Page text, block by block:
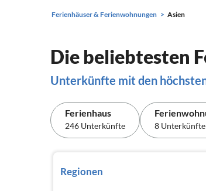
Ferienhäuser & Ferienwohnungen Asien
Die beliebtesten
Unterkünfte mit den
Ferienhaus
246 Unterkünfte 8 Unterkünfte
Regionen